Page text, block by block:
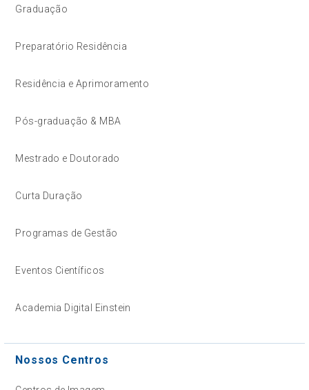
Graduação
Preparatório Residência
Residência e Aprimoramento
Pós-graduação & MBA
Mestrado e Doutorado
Curta Duração
Programas de Gestão
Eventos Científicos
Academia Digital Einstein
Nossos Centros